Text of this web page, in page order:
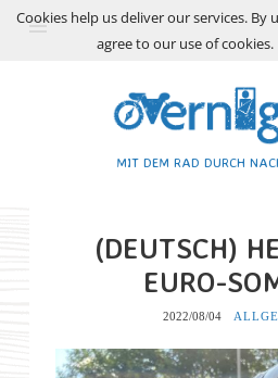
MIT DEM RAD DURCH
(DEUTSCH)
URO-
2022/08/04
Cookies help us deliver our services. By
agree to our use of cookies.